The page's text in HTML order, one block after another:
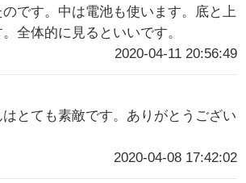
です。中は電池も使います。底と上
全体的に見るといいです。
2020-04-11 20:56:49
とても素敵です。ありがとうござい
2020-04-08 17:42:02